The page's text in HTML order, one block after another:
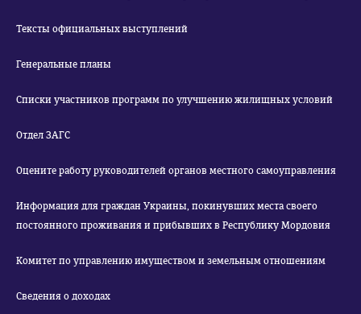
Тексты официальных выступлений
Генеральные планы
Списки участников программ по улучшению жилищных условий
Отдел ЗАГС
Оцените работу руководителей органов местного самоуправления
Информация для граждан Украины, покинувших места своего
постоянного проживания и прибывших в Республику Мордовия
Комитет по управлению имуществом и земельным отношениям
Сведения о доходах